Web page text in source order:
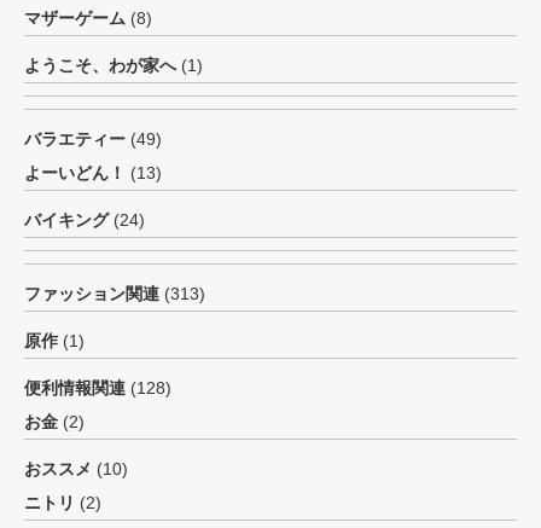
マザーゲーム (8)
ようこそ、わが家へ (1)
バラエティー (49)
よーいどん！
(13)
バイキング(24)
ファッション関連 (313)
原作 (1)
便利情報関連 (128)
お金 (2)
おススメ (10)
ニトリ (2)